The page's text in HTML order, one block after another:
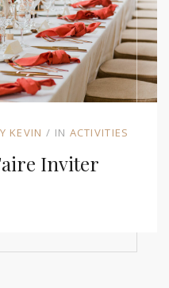
KEVIN IN ACTIVITIES
Inviter